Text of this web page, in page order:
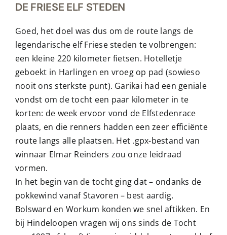
DE FRIESE ELF STEDEN
Goed, het doel was dus om de route langs de
legendarische elf Friese steden te volbrengen:
een kleine 220 kilometer fietsen. Hotelletje
geboekt in Harlingen en vroeg op pad (sowieso
nooit ons sterkste punt). Garikai had een geniale
vondst om de tocht een paar kilometer in te
korten: de week ervoor vond de Elfstedenrace
plaats, en die renners hadden een zeer efficiënte
route langs alle plaatsen. Het .gpx-bestand van
winnaar Elmar Reinders zou onze leidraad
vormen.
In het begin van de tocht ging dat – ondanks de
pokkewind vanaf Stavoren – best aardig.
Bolsward en Workum konden we snel aftikken. En
bij Hindeloopen vragen wij ons sinds de Tocht